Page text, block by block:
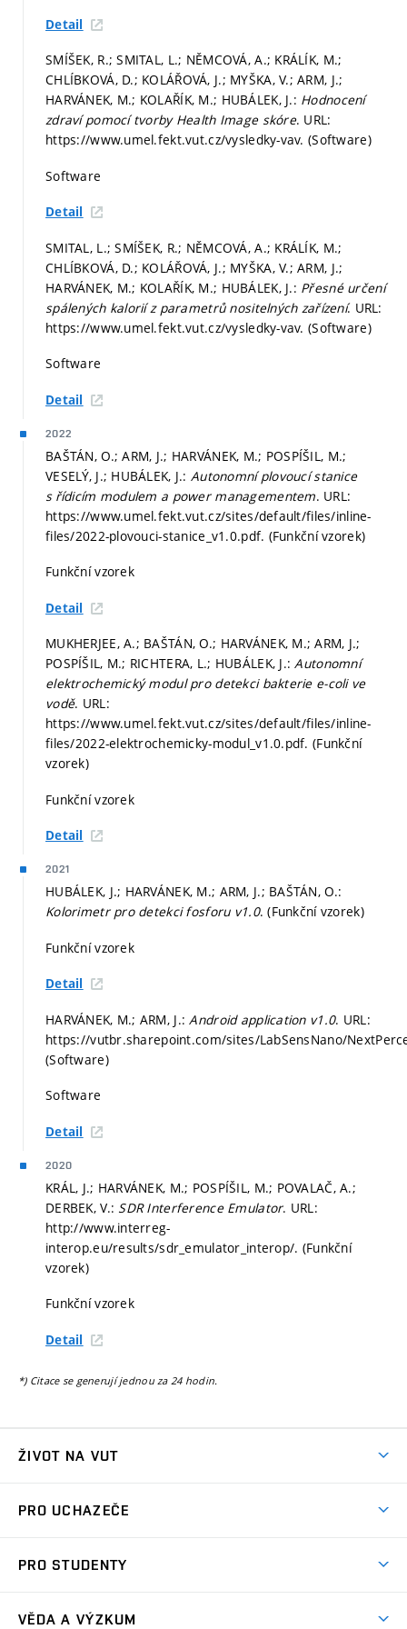
Detail
SMÍŠEK, R.; SMITAL, L.; NĚMCOVÁ, A.; KRÁLÍK, M.;
CHLÍBKOVÁ, D.; KOLÁŘOVÁ, J.; MYŠKA, V.; ARM, J.;
HARVÁNEK, M.; KOLAŘÍK, M.; HUBÁLEK, J.: Hodnocení
zdraví pomocí tvorby Health Image skóre. URL:
https://www.umel.fekt.vut.cz/vysledky-vav. (Software)
Software
Detail
SMITAL, L.; SMÍŠEK, R.; NĚMCOVÁ, A.; KRÁLÍK, M.;
CHLÍBKOVÁ, D.; KOLÁŘOVÁ, J.; MYŠKA, V.; ARM, J.;
HARVÁNEK, M.; KOLAŘÍK, M.; HUBÁLEK, J.: Přesné určení
spálených kalorií z parametrů nositelných zařízení. URL:
https://www.umel.fekt.vut.cz/vysledky-vav. (Software)
Software
Detail
2022
BAŠTÁN, O.; ARM, J.; HARVÁNEK, M.; POSPÍŠIL, M.;
VESELÝ, J.; HUBÁLEK, J.: Autonomní plovoucí stanice
s řídicím modulem a power managementem. URL:
https://www.umel.fekt.vut.cz/sites/default/files/inline-
files/2022-plovouci-stanice_v1.0.pdf. (Funkční vzorek)
Funkční vzorek
Detail
MUKHERJEE, A.; BAŠTÁN, O.; HARVÁNEK, M.; ARM, J.;
POSPÍŠIL, M.; RICHTERA, L.; HUBÁLEK, J.:Autonomní
elektrochemický modul pro detekci bakterie e-coli ve
vodě. URL:
https://www.umel.fekt.vut.cz/sites/default/files/inline-
files/2022-elektrochemicky-modul_v1.0.pdf. (Funkční
vzorek)
Funkční vzorek
Detail
2021
HUBÁLEK, J.; HARVÁNEK, M.; ARM, J.; BAŠTÁN, O.:
Kolorimetr pro detekci fosforu v1.0. (Funkční vzorek)
Funkční vzorek
Detail
HARVÁNEK, M.; ARM, J.:Android application v1.0. URL:
https://vutbr.sharepoint.com/sites/LabSensNano/
(Software)
Software
Detail
2020
KRÁL, J.; HARVÁNEK, M.; POSPÍŠIL, M.; POVALAČ, A.;
DERBEK, V.: SDR Interference Emulator. URL:
http://www.interreg-
interop.eu/results/sdr_emulator_interop/. (Funkční
vzorek)
Funkční vzorek
Detail
*) Citace se generují jednou za 24 hodin.
ŽIVOT NA VUT
Koleje
Sport na VUT
PRO UCHAZEČE
Dny otevřených dveří
PRO STUDENTY
VĚDA A VÝZKUM